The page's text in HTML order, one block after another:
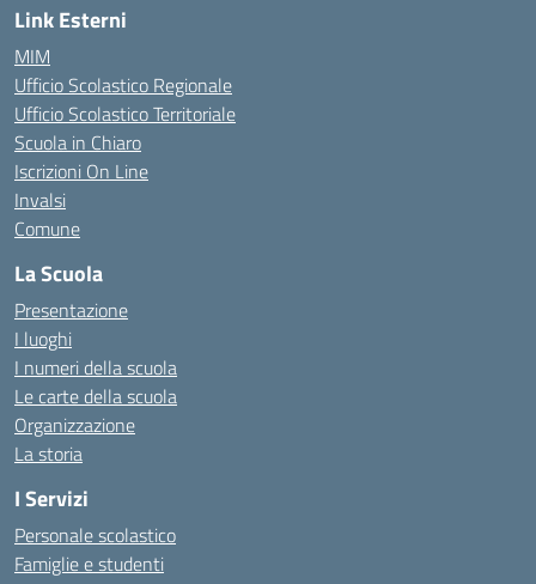
Link Esterni
MIM
Ufficio Scolastico Regionale
Ufficio Scolastico Territoriale
Scuola in Chiaro
Iscrizioni On Line
Invalsi
Comune
La Scuola
Presentazione
I luoghi
I numeri della scuola
Le carte della scuola
Organizzazione
La storia
I Servizi
Personale scolastico
Famiglie e studenti